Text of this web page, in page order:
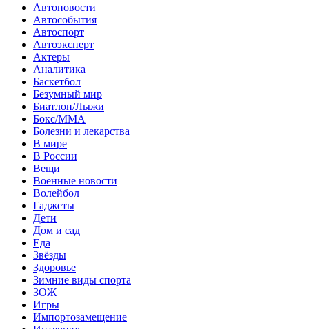
Автоновости
Автособытия
Автоспорт
Автоэксперт
Актеры
Аналитика
Баскетбол
Безумный мир
Биатлон/Лыжи
Бокс/MMA
Болезни и лекарства
В мире
В России
Вещи
Военные новости
Волейбол
Гаджеты
Дети
Дом и сад
Еда
Звёзды
Здоровье
Зимние виды спорта
ЗОЖ
Игры
Импортозамещение